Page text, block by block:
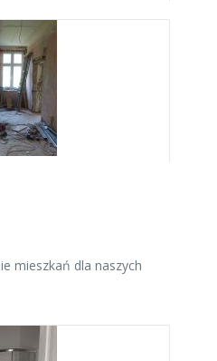
mieszkań dla naszych